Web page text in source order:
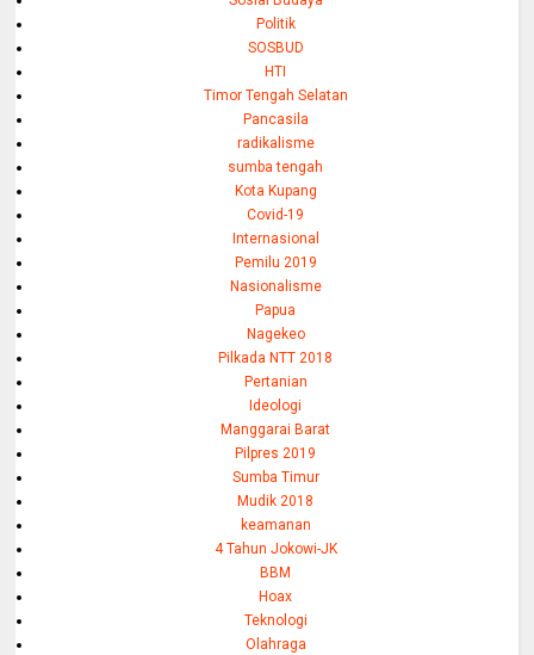
Politik
SOSBUD
HTI
Timor Tengah Selatan
Pancasila
radikalisme
sumba tengah
Kota Kupang
Covid-19
Internasional
Pemilu 2019
Nasionalisme
Papua
Nagekeo
Pilkada NTT 2018
Pertanian
Ideologi
Manggarai Barat
Pilpres 2019
Sumba Timur
Mudik 2018
keamanan
4 Tahun Jokowi-JK
BBM
Hoax
Teknologi
Olahraga